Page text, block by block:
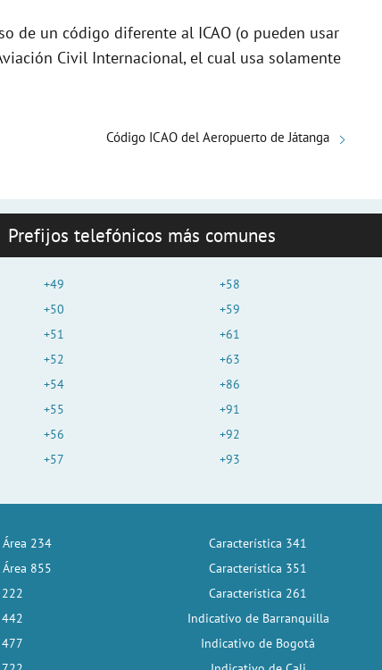
de un código diferente al ICAO (o pueden usar
Civil Internacional, el cual usa solamente
Código ICAO del Aeropuerto de Játanga
Prefijos telefónicos más comunes
+49
+50
+51
+52
+54
+55
+56
+57
+58
+59
+61
+63
+86
+91
+92
+93
234
855
Característica 341
Característica 351
Característica 261
Indicativo de Barranquilla
Indicativo de Bogotá